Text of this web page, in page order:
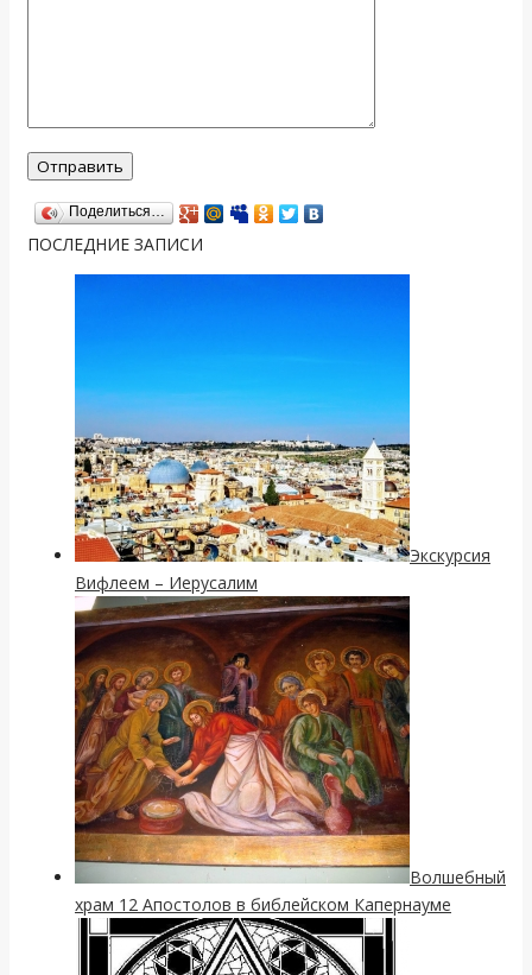
Поделиться…
ПОСЛЕДНИЕ ЗАПИСИ
Экскурсия
Вифлеем – Иерусалим
Волшебный
храм 12 Апостолов в библейском Капернауме